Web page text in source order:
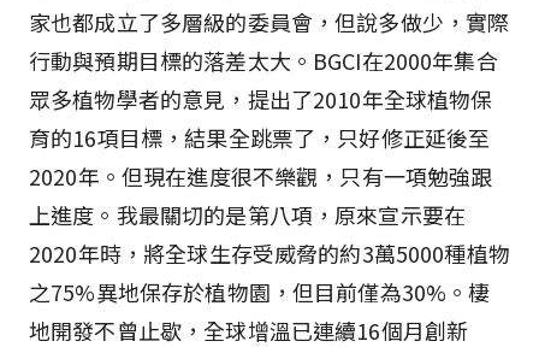
家也都成立了多層級的委員會，但說多做少，實際
行動與預期目標的落差太大。BGCI在2000年集合
眾多植物學者的意見，提出了2010年全球植物保
育的16項目標，結果全跳票了，只好修正延後至
2020年。但現在進度很不樂觀，只有一項勉強跟
上進度。我最關切的是第八項，原來宣示要在
2020年時，將全球生存受威脅的約3萬5000種植物
之75%異地保存於植物園，但目前僅為30%。棲
地開發不曾止歇，全球增溫已連續16個月創新